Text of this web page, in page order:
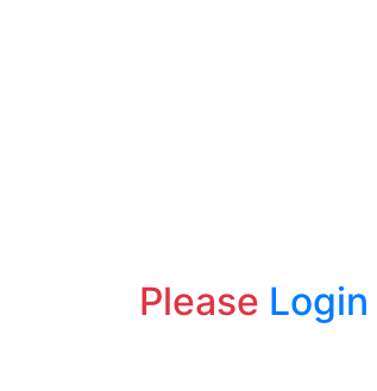
Please Login